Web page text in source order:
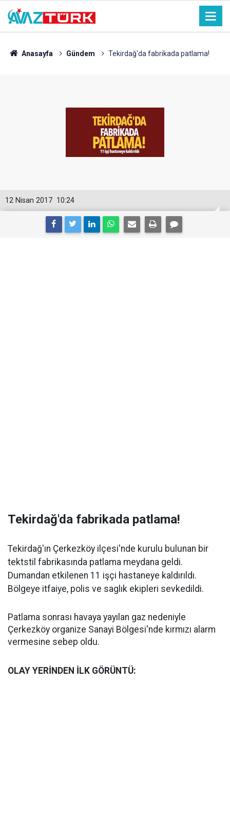
Anasayfa Gündem Tekirdağ'da fabrikada patlama!
10:24
12 Nisan 2017
Tekirdağ'da fabrikada patlama!
Tekirdağ'ın Çerkezköy ilçesi'nde kurulu bulunan bir
tektstil fabrikasında patlama meydana geldi.
Dumandan etkilenen 11 işçi hastaneye kaldırıldı.
Bölgeye itfaiye, polis ve saglık ekipleri sevkedildi.
Patlama sonrası havaya yayılan gaz nedeniyle
Çerkezköy organize Sanayi Bölgesi'nde kırmızı alarm
vermesine sebep oldu.
OLAY YERİNDEN İLK GÖRÜNTÜ: